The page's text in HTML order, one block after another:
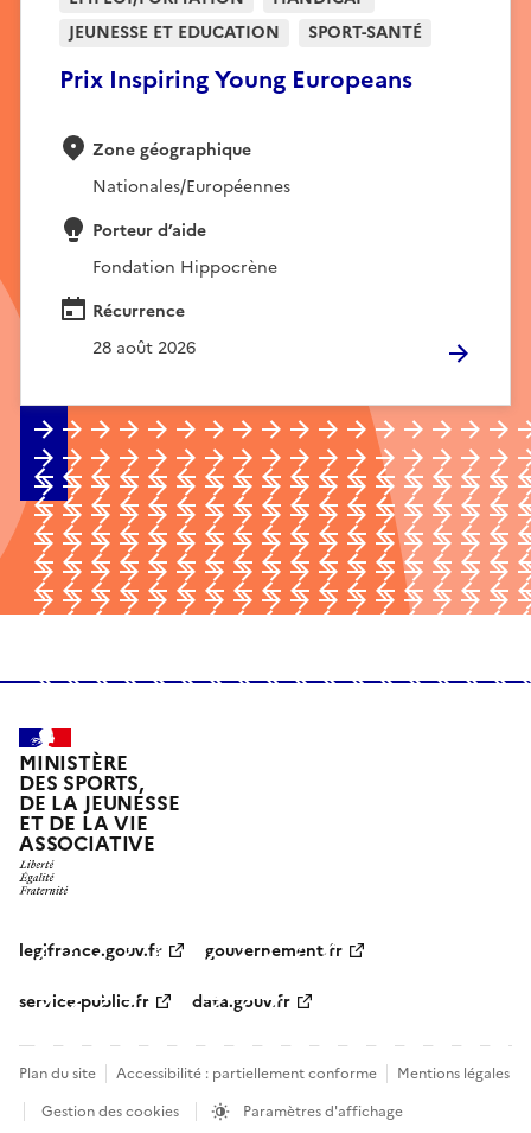
Prix Inspiring Young Europeans
JEUNESSE ET EDUCATION
SPORT-SANTÉ
Zone géographique
Nationales/Européennes
Porteur d’aide
Fondation Hippocrène
Récurrence
28 août 2026
MINISTÈRE
DES SPORTS,
DE LA JEUNESSE
ET DE LA VIE
ASSOCIATIVE
legifrance.gouv.fr gouvernement.fr
service-public.fr data.gouv.fr
Plan du site Accessibilité : partiellement conforme
Mentions légales
Gestion des cookies
Paramètres d'affichage